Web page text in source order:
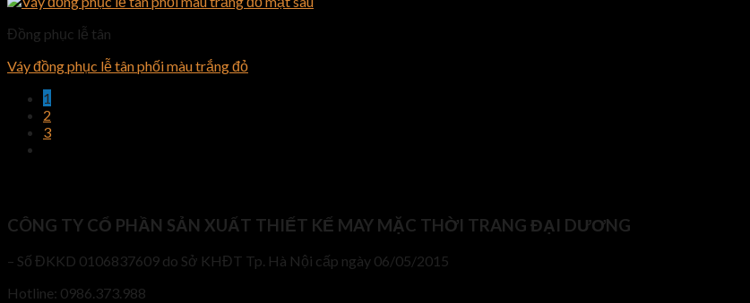
Đồng phục lễ tân
Váy đồng phục lễ tân phối màu trắng đỏ
1
2
3
CÔNG TY CỔ PHẦN SẢN XUẤT THIẾT KẾ MAY MẶC THỜI TRANG ĐẠI DƯƠNG
– Số ĐKKD 0106837609 do Sở KHĐT Tp. Hà Nội cấp ngày 06/05/2015
Hotline: 0986.373.988